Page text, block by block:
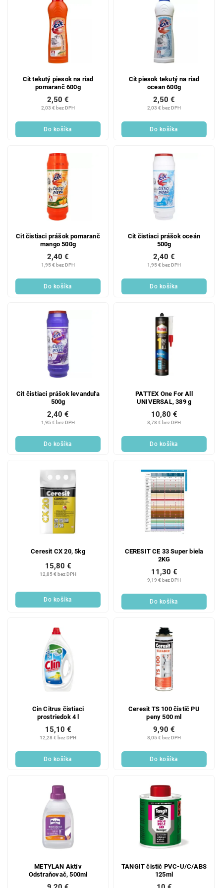
Cit tekutý piesok na riad
pomaranč 600g
2,03 € bez DPH
2,50 €
Do košíka
Cit piesok tekutý na riad
ocean 600g
2,03 € bez DPH
2,50 €
Do košíka
Cit čistiaci prášok pomaranč
mango 500g
1,95 € bez DPH
2,40 €
Do košíka
Cit čistiaci prášok oceán
500g
1,95 € bez DPH
2,40 €
Do košíka
Cit čistiaci prášok levanduľa
500g
1,95 € bez DPH
2,40 €
Do košíka
PATTEX One For All
UNIVERSAL, 389 g
8,78 € bez DPH
10,80 €
Do košíka
Ceresit CX 20, 5kg
12,85 € bez DPH
15,80 €
Do košíka
CERESIT CE 33 Super biela
2KG
9,19 € bez DPH
11,30 €
Do košíka
Cin Citrus čistiaci
prostriedok 4 l
12,28 € bez DPH
15,10 €
Do košíka
Ceresit TS 100 čistič PU
peny 500 ml
8,05 € bez DPH
9,90 €
Do košíka
METYLAN Aktív
Odstraňovač, 500ml
TANGIT čistič PVC-U/C/ABS
125ml